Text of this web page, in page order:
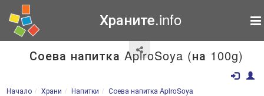
Храните.info
Соева напитка AplroSoya (на 100g)
Начало Храни Напитки Соева напитка AplroSoya